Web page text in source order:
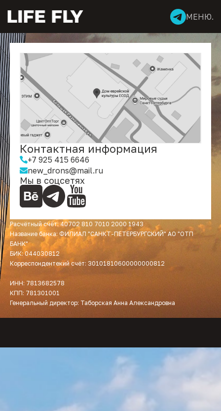
МЕНЮ.
Контактная информация
+7 925 415 6646
new_drons@mail.ru
Мы в соцсетях
Расчётный счёт: 40702 810 7010 2000 1943
Название банка: ФИЛИАЛ "САНКТ-ПЕТЕРБУРГСКИЙ" АО "ОТП
БАНК"
БИК: 044030812
Корреспондентекий счёт: 30101810600000000812
ИНН: 7813682578
КПП: 781301001
Генеральный директор: Таборская Анна Александровна